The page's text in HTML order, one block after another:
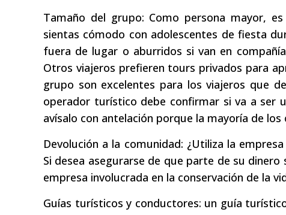
Tamaño del grupo: Como persona mayor,
sientas cómodo con adolescentes de fiesta
fuera de lugar o aburridos si van en
Otros viajeros prefieren tours privados para
grupo son excelentes para los viajeros que
operador turístico debe confirmar si va a ser
avísalo con antelación porque la mayoría de
Devolución a la comunidad: ¿Utiliza la
Si desea asegurarse de que parte de su
empresa involucrada en la conservación de la
Guías turísticos y conductores: un guía